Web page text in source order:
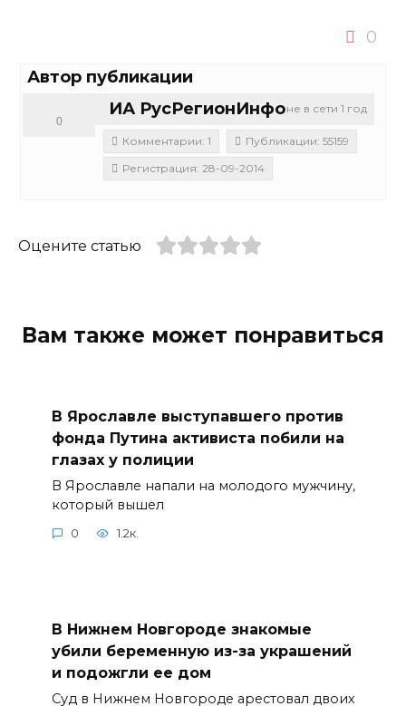
0
Автор публикации
не в сети 1 год
ИА РусРегионИнфо
0
Комментарии: 1
Публикации: 55159
Регистрация: 28-09-2014
Оцените статью
Вам также может понравиться
В Ярославле выступавшего против
фонда Путина активиста побили на
глазах у полиции
В Ярославле напали на молодого мужчину,
который вышел
0 1.2к.
В Нижнем Новгороде знакомые
убили беременную из-за украшений
и подожгли ее дом
Суд в Нижнем Новгороде арестовал двоих